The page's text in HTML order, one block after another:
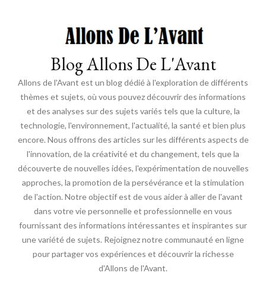
Blog Allons De L'Avant
Allons de l'Avant est un blog dédié à l'exploration de différents
thèmes et sujets, où vous pouvez découvrir des informations
et des analyses sur des sujets variés tels que la culture, la
technologie, l'environnement, l'actualité, la santé et bien plus
encore. Nous offrons des articles sur les différents aspects de
l'innovation, de la créativité et du changement, tels que la
découverte de nouvelles idées, l'expérimentation de nouvelles
approches, la promotion de la persévérance et la stimulation
de l'action. Notre objectif est de vous aider à aller de l'avant
dans votre vie personnelle et professionnelle en vous
fournissant des informations intéressantes et inspirantes sur
une variété de sujets. Rejoignez notre communauté en ligne
pour partager vos expériences et découvrir la richesse
d'Allons de l'Avant.